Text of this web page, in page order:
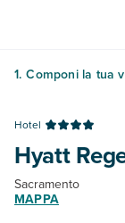
1. Componi la tua
Hotel
Hyatt
Sacramento
MAPPA